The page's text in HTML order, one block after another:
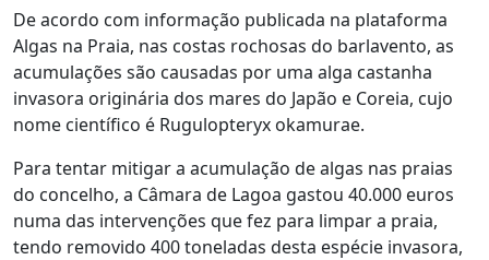
De acordo com informação publicada na plataforma
Algas na Praia, nas costas rochosas do barlavento, as
acumulações são causadas por uma alga castanha
invasora originária dos mares do Japão e Coreia, cujo
nome científico é Rugulopteryx okamurae.
Para tentar mitigar a acumulação de algas nas praias
do concelho, a Câmara de Lagoa gastou 40.000 euros
numa das intervenções que fez para limpar a praia,
tendo removido 400 toneladas desta espécie invasora,